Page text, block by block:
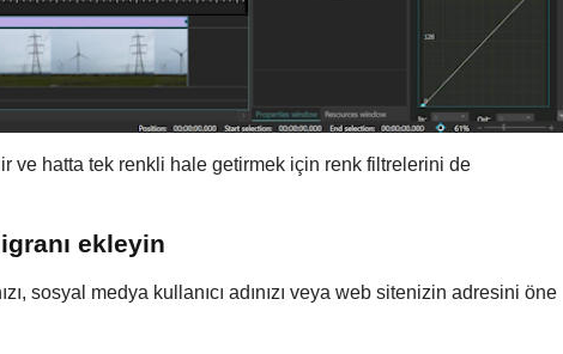
ve hatta tek renkli hale getirmek için renk filtrelerini de
ekleyin
sosyal medya kullanıcı adınızı veya web sitenizin adresini öne